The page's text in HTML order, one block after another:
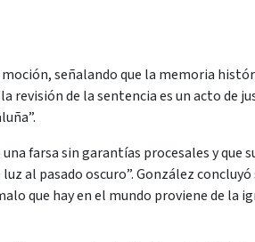
señalando que la memoria
de la sentencia es un acto de
farsa sin garantías procesales y que
al pasado oscuro”. González
que hay en el mundo proviene de la